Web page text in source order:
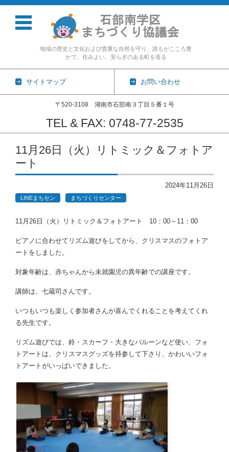
地域の歴史と文化および貴重な自然を守り、誰もがこころ豊
かで、住みよい、安らぎのある町を造る
サイトマップ お問い合わせ
〒520-3108 湖南市石部南３丁目５番１号
TEL & FAX: 0748-77-2535
コンテンツに移動
11月26日（火）リトミック＆フォトア
ート
2024年11月26日
LINEまちセン まちづくりセンター
11月26日（火）リトミック＆フォトアート 10：00～11：00
ピアノに合わせてリズム遊びをしてから、クリスマスのフォトア
ートをしました。
対象年齢は、赤ちゃんから未就園児の異年齢での講座です。
講師は、七蔵司さんです。
いつもいつも楽しく参加者さんが喜んでくれることを考えてくれ
る先生です。
リズム遊びでは、鈴・スカーフ・大きなバルーンなど使い、フォ
トアートは、クリスマスグッズを持参して下さり、かわいいフォ
トアートがいっぱいできました。